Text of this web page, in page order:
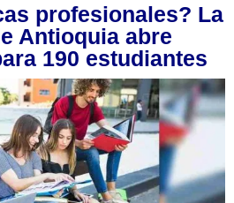
profesionales? La
Antioquia abre
190 estudiantes